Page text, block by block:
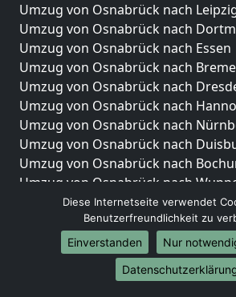
Umzug von Osnabrück nach
Umzug von Osnabrück nach
Umzug von Osnabrück nach Essen
Umzug von Osnabrück nach
Umzug von Osnabrück nach
Umzug von Osnabrück nach
Umzug von Osnabrück nach
Umzug von Osnabrück nach
Umzug von Osnabrück nach
Umzug von Osnabrück nach
Umzug von Osnabrück nach
Umzug von Osnabrück nach Bonn
Umzug von Osnabrück nach
Internationale-Umzüge
Diese Internetseite verwendet
Benutzerfreundlichkeit zu
Einverstanden
Nur